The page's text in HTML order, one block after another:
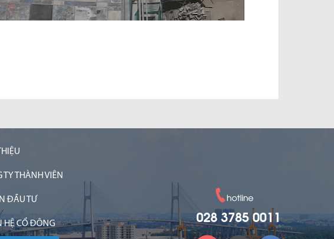
TY THÀNH VIÊN
ĐẦU TƯ
HỆ CỔ ĐÔNG 028 3785 0011